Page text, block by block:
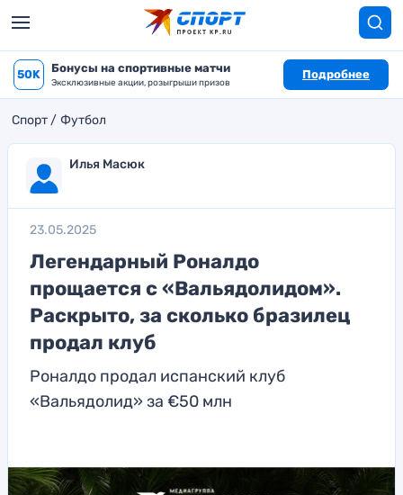
50K Бонусы на спортивные матчи
Эксклюзивные акции, розыгрыши призов
Подробнее
Спорт Футбол
Илья Масюк
23.05.2025
Легендарный Роналдо
прощается с «Вальядолидом».
Раскрыто, за сколько бразилец
продал клуб
Роналдо продал испанский клуб
«Вальядолид» за €50 млн